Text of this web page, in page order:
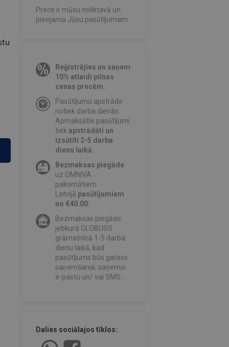
Prece ir mūsu noliktavā un
pieejama Jūsu pasūtījumam.
Reģistrējies un saņem
10% atlaidi pilnas
cenas precēm.
Pasūtījumu apstrāde
notiek darba dienās.
Apmaksātie pasūtījumi
tiekapstrādāti un
izsūtīti 2-5 darba
dienu laikā.
Bezmaksas piegāde
uz OMNIVA
pakomātiem
Latvijā pasūtījumiem
no €40.00.
Bezmaksas piegāde
jebkurā GLOBUSS
grāmatnīcā 1-5 darba
dienu laikā, kad
pasūtījums būs gatavs
saņemšanai, saņemsi
e-pastu un/ vai SMS.
Dalies sociālajos tīklos: